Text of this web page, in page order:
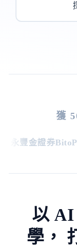
獲
永豐金證券BitoPro
以 AI
學，